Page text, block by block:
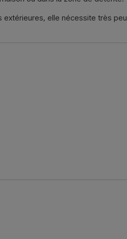
extérieures, elle nécessite très peu